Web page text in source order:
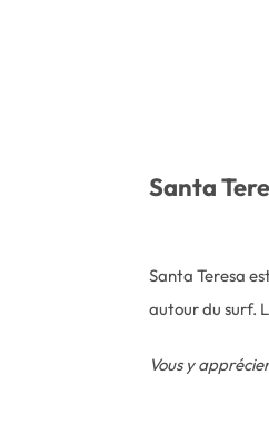
Santa
Santa Teresa
autour du surf.
Vous y